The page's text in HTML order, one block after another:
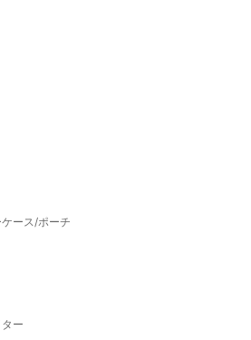
ース/ポーチ
ー